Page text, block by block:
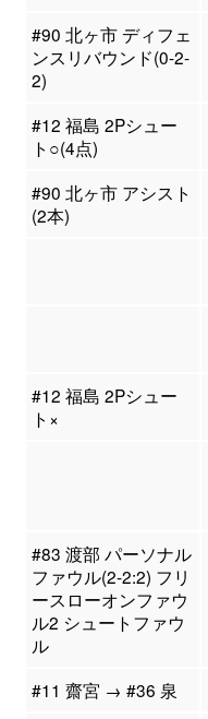
#90 北ヶ市 ディフェ
ンスリバウンド(0-2-
2)
#12 福島 2Pシュー
ト○(4点)
#90 北ヶ市 アシスト
(2本)
#12 福島 2Pシュー
ト×
#83 渡部 パーソナル
ファウル(2-2:2) フリ
ースローオンファウ
ル2 シュートファウ
ル
#11 齋宮 → #36 泉